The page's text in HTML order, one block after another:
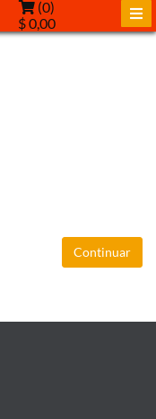
(0)
$ 0,00
Continuar